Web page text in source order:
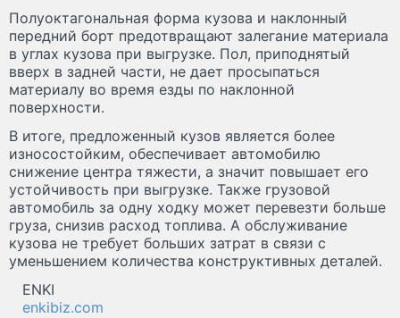
Полуоктагональная форма кузова и наклонный
передний борт предотвращают залегание материала
в углах кузова при выгрузке. Пол, приподнятый
вверх в задней части, не дает просыпаться
материалу во время езды по наклонной
поверхности.
В итоге, предложенный кузов является более
износостойким, обеспечивает автомобилю
снижение центра тяжести, а значит повышает его
устойчивость при выгрузке. Также грузовой
автомобиль за одну ходку может перевезти больше
груза, снизив расход топлива. А обслуживание
кузова не требует больших затрат в связи с
уменьшением количества конструктивных деталей.
ENKI
enkibiz.com